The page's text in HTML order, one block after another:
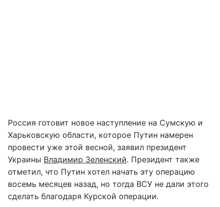
Россия готовит новое наступление на Сумскую и
Харьковскую области, которое Путин намерен
провести уже этой весной, заявил президент
Украины Владимир Зеленский. Президент также
отметил, что Путин хотел начать эту операцию
восемь месяцев назад, но тогда ВСУ не дали этого
сделать благодаря Курской операции.